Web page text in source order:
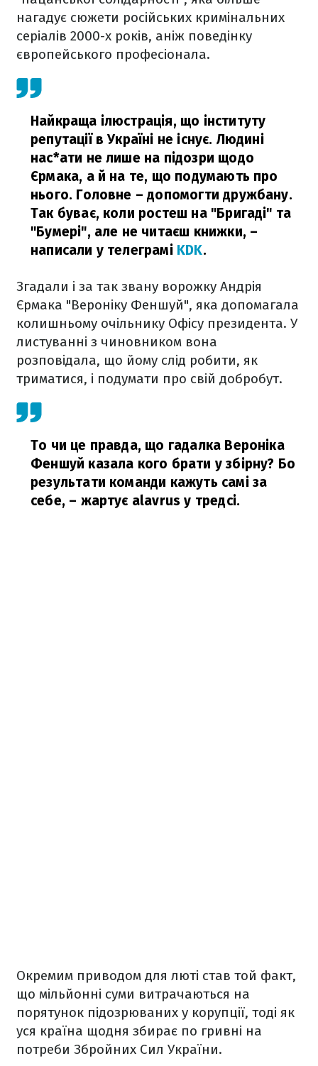
нагадує сюжети російських кримінальних
серіалів 2000-х років, аніж поведінку
європейського професіонала.
Найкраща ілюстрація, що інституту
репутації в Україні не існує. Людині
нас*ати не лише на підозри щодо
Єрмака, а й на те, що подумають про
нього. Головне – допомогти дружбану.
Так буває, коли ростеш на "Бригаді" та
"Бумері", але не читаєш книжки, –
написали у телеграмі KDK.
Згадали і за так звану ворожку Андрія
Єрмака "Вероніку Феншуй", яка допомагала
колишньому очільнику Офісу президента. У
листуванні з чиновником вона
розповідала, що йому слід робити, як
триматися, і подумати про свій добробут.
То чи це правда, що гадалка Вероніка
Феншуй казала кого брати у збірну? Бо
результати команди кажуть самі за
себе, – жартує alavrus у тредсі.
Окремим приводом для люті став той факт,
що мільйонні суми витрачаються на
порятунок підозрюваних у корупції, тоді як
уся країна щодня збирає по гривні на
потреби Збройних Сил України.